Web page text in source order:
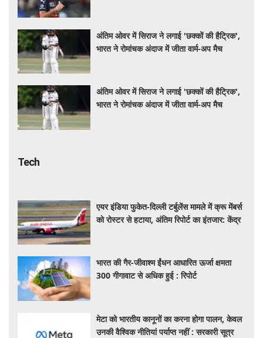
अंतिम ओवर में सिराज ने लगाई 'छक्कों की हैट्रिक',
भारत ने रोमांचक अंदाज में जीता वार्म-अप मैच
अंतिम ओवर में सिराज ने लगाई 'छक्कों की हैट्रिक',
भारत ने रोमांचक अंदाज में जीता वार्म-अप मैच
Tech
एयर इंडिया फुकेत-दिल्ली टर्बुलेंस मामले में क्रू मेंबर्स
को रोस्टर से हटाया, अंतिम रिपोर्ट का इंतजार: केंद्र
भारत की गैर-जीवाश्म ईंधन आधारित ऊर्जा क्षमता
300 गीगावाट से अधिक हुई : रिपोर्ट
मेटा को भारतीय कानूनों का करना होगा पालन, केवल
उनकी वैश्विक नीतियां पर्याप्त नहीं : सरकारी सूत्र